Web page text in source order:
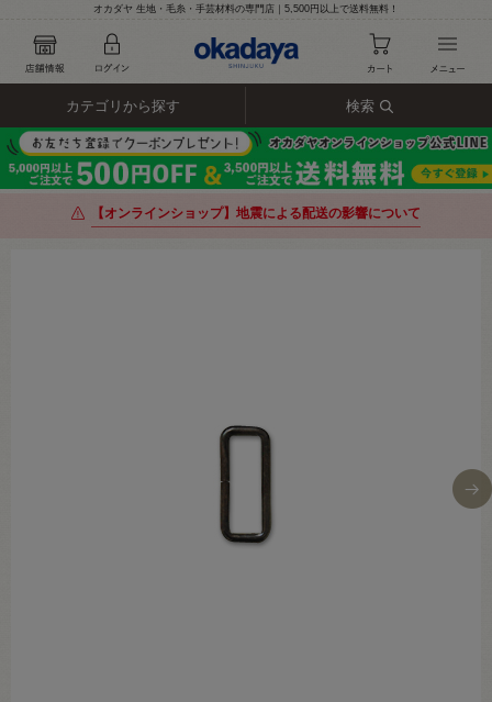
オカダヤ 生地・毛糸・手芸材料の専門店｜5,500円以上で送料無料！
カテゴリから探す 検索
【オンラインショップ】地震による配送の影響について